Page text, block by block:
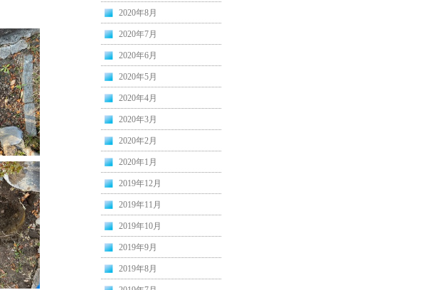
2020年8月
2020年7月
2020年6月
2020年5月
2020年4月
2020年3月
2020年2月
2020年1月
2019年12月
2019年11月
2019年10月
2019年9月
2019年8月